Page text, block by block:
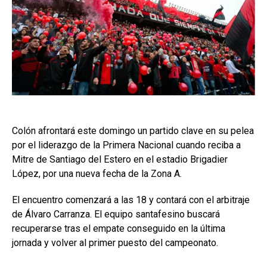
Colón afrontará este domingo un partido clave en su pelea
por el liderazgo de la Primera Nacional cuando reciba a
Mitre de Santiago del Estero en el estadio Brigadier
López, por una nueva fecha de la Zona A.
El encuentro comenzará a las 18 y contará con el arbitraje
de Álvaro Carranza. El equipo santafesino buscará
recuperarse tras el empate conseguido en la última
jornada y volver al primer puesto del campeonato.